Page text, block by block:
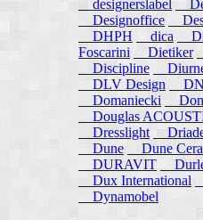
designerslabel
Designoffice
DHPH
dica
Foscarini
Dietiker
Discipline
DLV Design
Domaniecki
Douglas
Dresslight
Dune
Dune
DURAVIT
Dux International
Dynamobel